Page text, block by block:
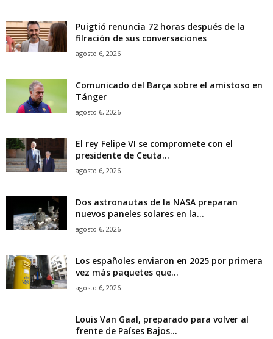
Puigtió renuncia 72 horas después de la
filración de sus conversaciones
agosto 6, 2026
Comunicado del Barça sobre el amistoso en
Tánger
agosto 6, 2026
El rey Felipe VI se compromete con el
presidente de Ceuta...
agosto 6, 2026
Dos astronautas de la NASA preparan
nuevos paneles solares en la...
agosto 6, 2026
Los españoles enviaron en 2025 por primera
vez más paquetes que...
agosto 6, 2026
Louis Van Gaal, preparado para volver al
frente de Países Bajos...